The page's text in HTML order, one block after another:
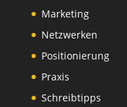
Marketing
Netzwerken
Positionierung
Praxis
Schreibtipps